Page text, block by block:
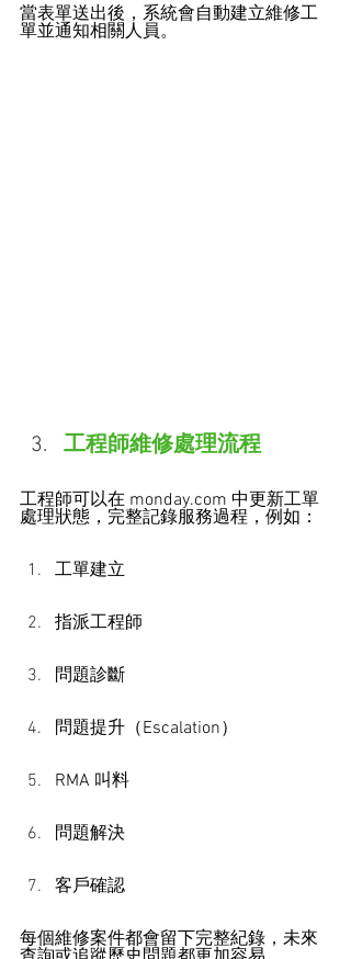
當表單送出後，系統會自動建立維修工
單並通知相關人員。
工程師維修處理流程
工程師可以在 monday.com 中更新工單
處理狀態，完整記錄服務過程，例如：
工單建立
指派工程師
問題診斷
問題提升（Escalation）
RMA 叫料
問題解決
客戶確認
每個維修案件都會留下完整紀錄，未來